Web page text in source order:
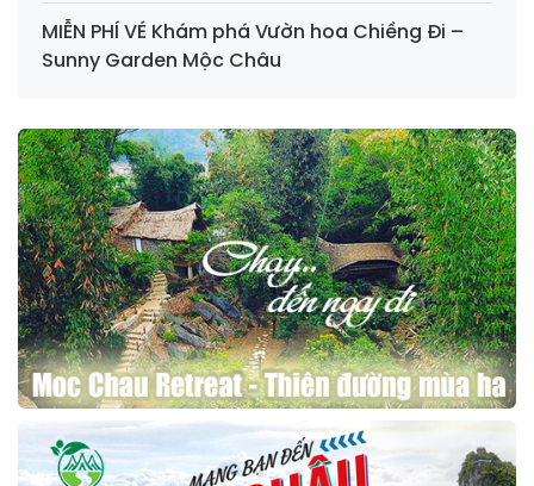
MIỄN PHÍ VÉ Khám phá Vườn hoa Chiềng Đi –
Sunny Garden Mộc Châu